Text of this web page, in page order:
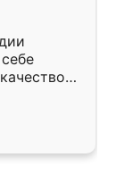
почти